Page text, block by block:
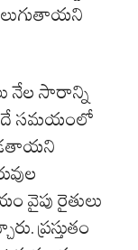
నేల సారాన్ని
సమయంలో
వైపు రైతులు
ప్రస్తుతం